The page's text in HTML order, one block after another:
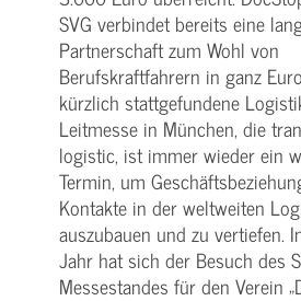
SVG verbindet bereits eine
Partnerschaft zum Wohl von
Berufskraftfahrern in ganz
kürzlich stattgefundene
Leitmesse in München, die
logistic, ist immer wieder ein
Termin, um
Kontakte in der weltweiten
auszubauen und zu vertiefen.
Jahr hat sich der Besuch des
Messestandes für den Verein